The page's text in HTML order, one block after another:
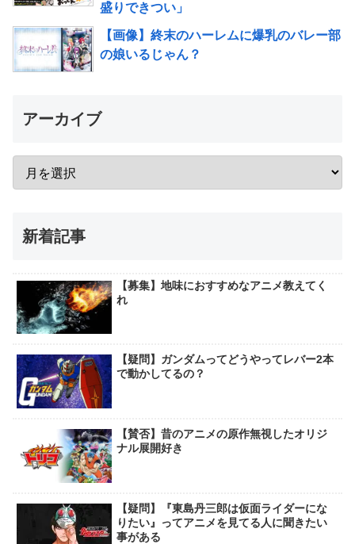
盛りできつい」
【画像】終末のハーレムに爆乳のバレー部
の娘いるじゃん？
アーカイブ
新着記事
【募集】地味におすすめなアニメ教えてく
れ
【疑問】ガンダムってどうやってレバー2本
で動かしてるの？
【賛否】昔のアニメの原作無視したオリジ
ナル展開好き
【疑問】『東島丹三郎は仮面ライダーにな
りたい』ってアニメを見てる人に聞きたい
事がある